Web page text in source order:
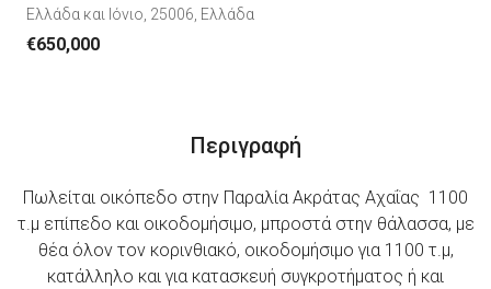
Ελλάδα και Ιόνιο, 25006, Ελλάδα
€650,000
Περιγραφή
Πωλείται οικόπεδο στην Παραλία Ακράτας Αχαΐας 1100
τ.μ επίπεδο και οικοδομήσιμο, μπροστά στην θάλασσα, με
θέα όλον τον κορινθιακό, οικοδομήσιμο για 1100 τ.μ,
κατάλληλο και για κατασκευή συγκροτήματος ή και